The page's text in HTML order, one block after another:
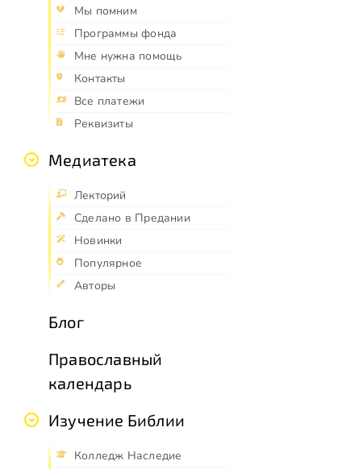
Мы помним
Программы фонда
Мне нужна помощь
Контакты
Все платежи
Реквизиты
Медиатека
Лекторий
Сделано в Предании
Новинки
Популярное
Авторы
Блог
Православный
календарь
Изучение Библии
Колледж Наследие